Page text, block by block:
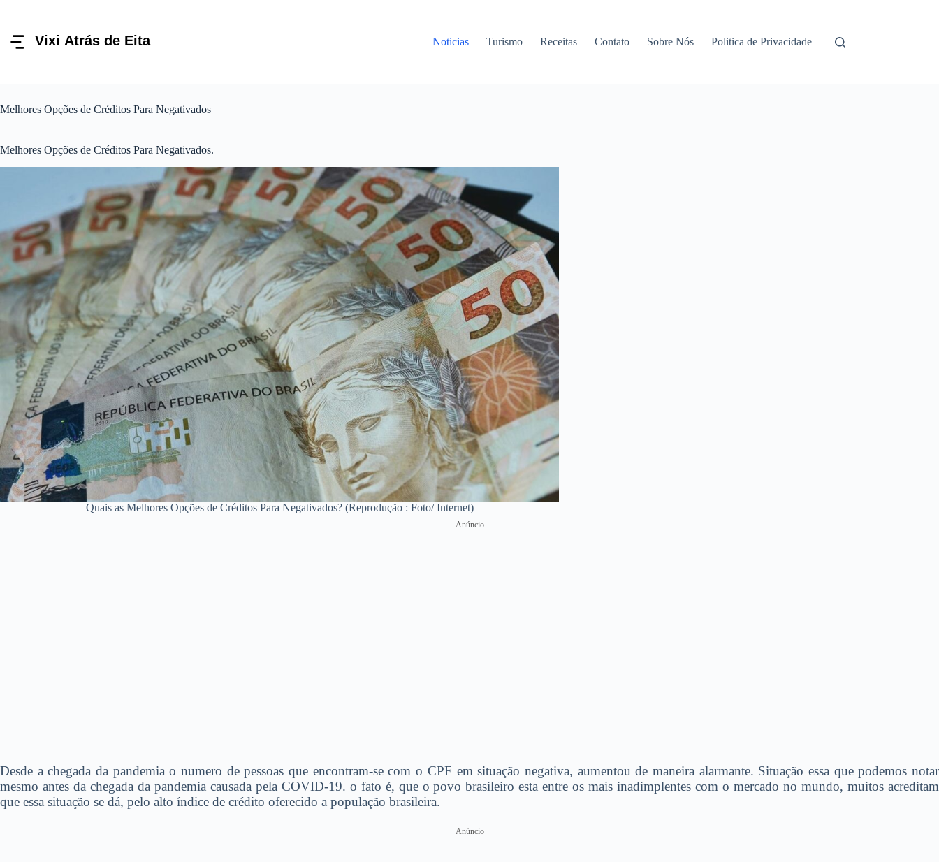
conteúdo
Noticias Turismo Receitas Contato Sobre Nós Politica de Privacidade
Melhores Opções de Créditos Para Negativados
Melhores Opções de Créditos Para Negativados.
Quais as Melhores Opções de Créditos Para Negativados? (Reprodução : Foto/ Internet)
Anúncio
Desde a chegada da pandemia o numero de pessoas que encontram-se com o CPF em situação negativa, aumentou de maneira alarmante. Situação essa que podemos notar
mesmo antes da chegada da pandemia causada pela COVID-19. o fato é, que o povo brasileiro esta entre os mais inadimplentes com o mercado no mundo, muitos acreditam
que essa situação se dá, pelo alto índice de crédito oferecido a população brasileira.
Anúncio